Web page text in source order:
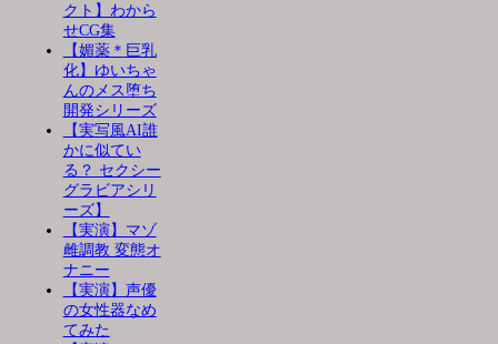
クト】わから
せCG集
【媚薬＊巨乳
化】ゆいちゃ
んのメス堕ち
開発シリーズ
【実写風AI誰
かに似てい
る？ セクシー
グラビアシリ
ーズ】
【実演】マゾ
雌調教 変態オ
ナニー
【実演】声優
の女性器なめ
てみた